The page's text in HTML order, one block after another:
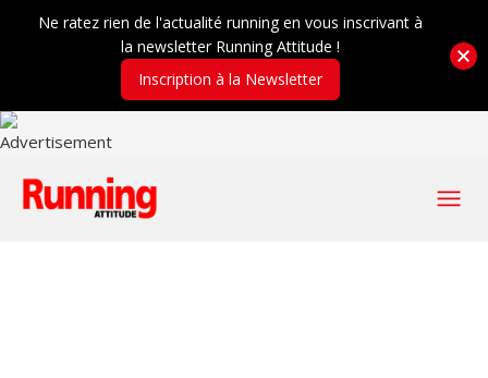
Ne ratez rien de l'actualité running en vous inscrivant à
la newsletter Running Attitude !
Inscription à la Newsletter